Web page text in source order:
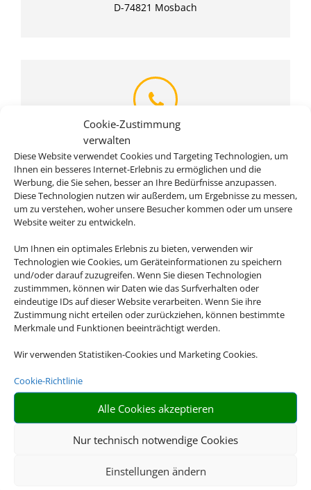
Cookie-Zustimmung
verwalten
Diese Website verwendet Cookies und Targeting Technologien, um
Ihnen ein besseres Internet-Erlebnis zu ermöglichen und die
Werbung, die Sie sehen, besser an Ihre Bedürfnisse anzupassen.
Diese Technologien nutzen wir außerdem, um Ergebnisse zu messen,
um zu verstehen, woher unsere Besucher kommen oder um unsere
Website weiter zu entwickeln.
Um Ihnen ein optimales Erlebnis zu bieten, verwenden wir
Technologien wie Cookies, um Geräteinformationen zu speichern
und/oder darauf zuzugreifen. Wenn Sie diesen Technologien
zustimmmen, können wir Daten wie das Surfverhalten oder
eindeutige IDs auf dieser Website verarbeiten. Wenn Sie ihre
Zustimmung nicht erteilen oder zurückziehen, können bestimmte
Merkmale und Funktionen beeinträchtigt werden.
Wir verwenden Statistiken-Cookies und Marketing Cookies.
Cookie-Richtlinie
Alle Cookies akzeptieren
Nur technisch notwendige Cookies
Einstellungen ändern
D-74821 Mosbach
Rufen Sie uns an
06261/938400
Schreiben Sie uns eine Email
Terminbuchung